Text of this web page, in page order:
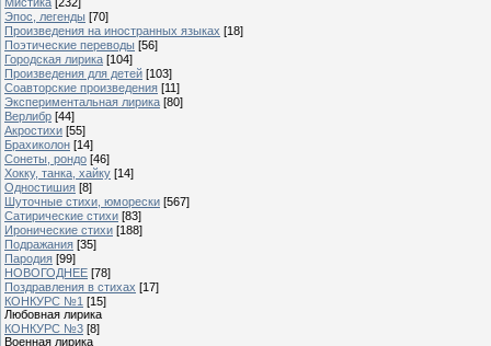
Эпос, легенды [70]
Произведения на иностранных языках [18]
Поэтические переводы [56]
Городская лирика [104]
Произведения для детей [103]
Соавторские произведения [11]
Экспериментальная лирика [80]
Верлибр [44]
Акростихи [55]
Брахиколон [14]
Сонеты, рондо [46]
Хокку, танка, хайку [14]
Одностишия [8]
Шуточные стихи, юморески [567]
Сатирические стихи [83]
Иронические стихи [188]
Подражания [35]
Пародия [99]
НОВОГОДНЕЕ [78]
Поздравления в стихах [17]
КОНКУРС №1 [15]
Любовная лирика
КОНКУРС №3 [8]
Военная лирика